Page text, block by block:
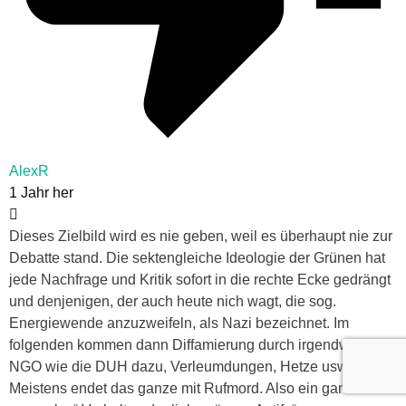
AlexR
1 Jahr her
Dieses Zielbild wird es nie geben, weil es überhaupt nie zur
Debatte stand. Die sektengleiche Ideologie der Grünen hat
jede Nachfrage und Kritik sofort in die rechte Ecke gedrängt
und denjenigen, der auch heute nich wagt, die sog.
Energiewende anzuzweifeln, als Nazi bezeichnet. Im
folgenden kommen dann Diffamierung durch irgendwelche
NGO wie die DUH dazu, Verleumdungen, Hetze usw.
Meistens endet das ganze mit Rufmord. Also ein ganz